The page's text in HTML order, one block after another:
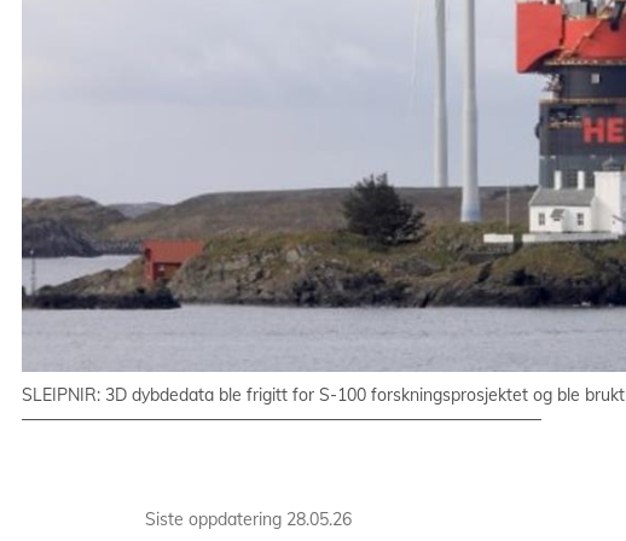
SLEIPNIR: 3D dybdedata ble frigitt for S-100 forskningsprosjektet og ble
Siste oppdatering 28.05.26